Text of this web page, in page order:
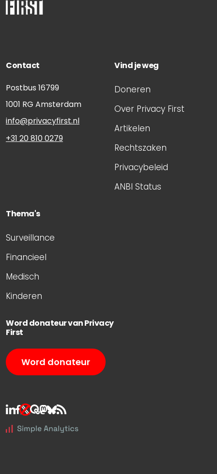
Contact
Postbus 16799
1001 RG Amsterdam
info@privacyfirst.nl
+31 20 810 0279
Vind je weg
Doneren
Over Privacy First
Artikelen
Rechtszaken
Privacybeleid
ANBI Status
Thema's
Surveillance
Financieel
Medisch
Kinderen
Word donateur van Privacy
First
Word donateur